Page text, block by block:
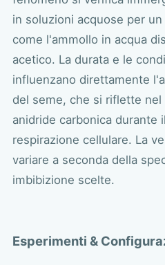
in soluzioni acquose per
come l'ammollo in acqua
acetico. La durata e le
influenzano direttamente
del seme, che si riflette nel
anidride carbonica durante
respirazione cellulare. La
variare a seconda della
imbibizione scelte.
Esperimenti &